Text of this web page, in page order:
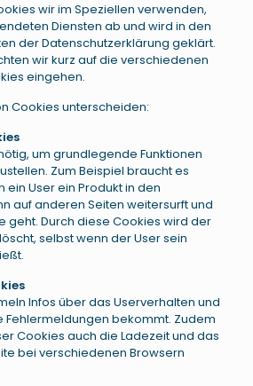
wir im Speziellen verwenden,
Diensten ab und wird in den
der Datenschutzerklärung geklärt.
wir kurz auf die verschiedenen
eingehen.
Cookies unterscheiden:
um grundlegende Funktionen
Zum Beispiel braucht es
ein User ein Produkt in den
auf anderen Seiten weitersurft und
geht. Durch diese Cookies wird der
selbst wenn der User sein
Infos über das Userverhalten und
Fehlermeldungen bekommt. Zudem
Cookies auch die Ladezeit und das
bei verschiedenen Browsern